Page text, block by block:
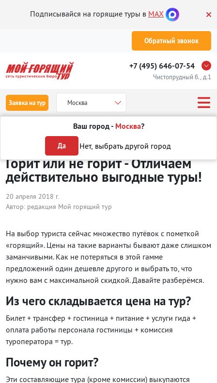
Подписывайся на горящие туры в MAX
Обратный звонок
+7 (495) 646-07-54
Чистопрудный б., д.1
Заявка на тур Москва
Ваш город - Москва?
Да Нет, выбрать другой город
Горит или не горит - Отличаем действительно
Горит или не горит - Отличаем
действительно выгодные туры!
20 апреля 2018 г.
Автор: редакция Мой горящий тур
На выбор туриста сейчас множество путёвок с пометкой
«горящий». Цены на такие варианты бывают даже слишком
заманчивыми. Как не потеряться в этой гамме
предложений один дешевле другого и выбрать то, что
нужно вам с максимальной скидкой. Давайте разберёмся.
Из чего складывается цена на тур?
Билет + трансфер + гостиница + питание + услуги гида +
оплата работы персонала гостиницы + комиссия
туроператора = тур.
Почему он горит?
Эти составляющие тура (кроме комиссии) выкупаются